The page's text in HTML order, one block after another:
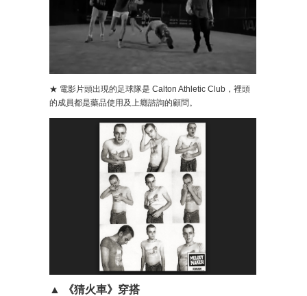
★ 電影片頭出現的足球隊是 Calton Athletic Club，裡頭
的成員都是藥品使用及上癮諮詢的顧問。
▲ 《猜火車》穿搭